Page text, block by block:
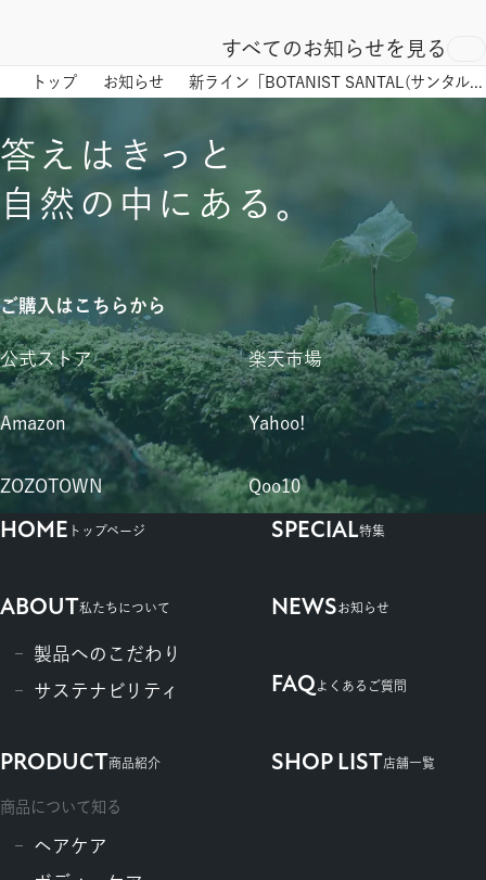
すべてのお知らせを見る
トップ お知らせ 新ライン「BOTANIST SANTAL(サンタル)」がランキング合計10冠*を獲得。
答えはきっと
自然の中にある。
ご購入はこちらから
公式ストア 楽天市場
Amazon Yahoo!
ZOZOTOWN Qoo10
HOME トップページ
ABOUT私たちについて
製品へのこだわり
サステナビリティ
PRODUCT商品紹介
商品について知る
ヘアケア
SPECIAL特集
NEWSお知らせ
FAQ よくあるご質問
SHOP LIST店舗一覧